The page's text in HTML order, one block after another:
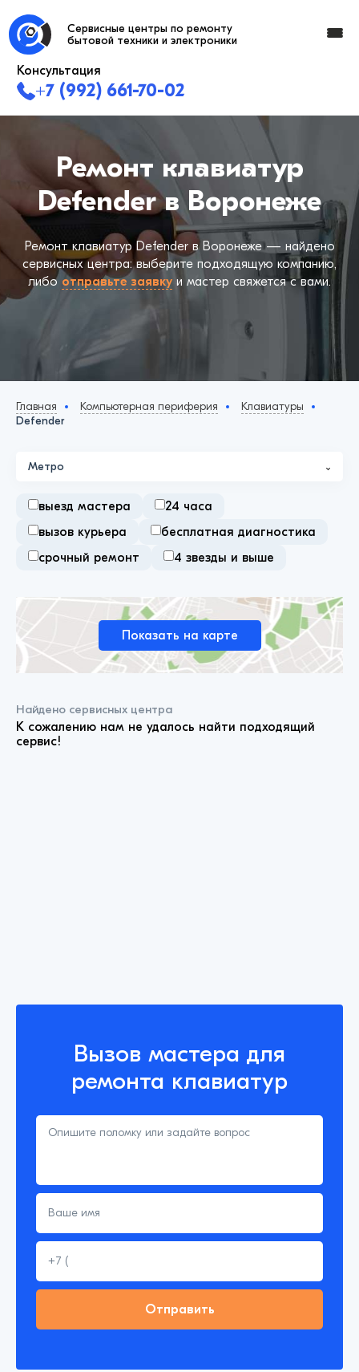
Сервисные центры по ремонту
бытовой техники и электроники
Консультация
+7 (992) 661-70-02
Ремонт клавиатур
Defender в Воронеже
Ремонт клавиатур Defender в Воронеже — найдено
сервисных центра: выберите подходящую компанию,
либо отправьте заявку и мастер свяжется с вами.
Главная Компьютерная периферия
Клавиатуры
Defender
Метро
выезд мастера
24 часа
вызов курьера
бесплатная диагностика
срочный ремонт
4 звезды и выше
Показать на карте
Найдено сервисных центра
К сожалению нам не удалось найти подходящий
сервис!
Вызов мастера для
ремонта клавиатур